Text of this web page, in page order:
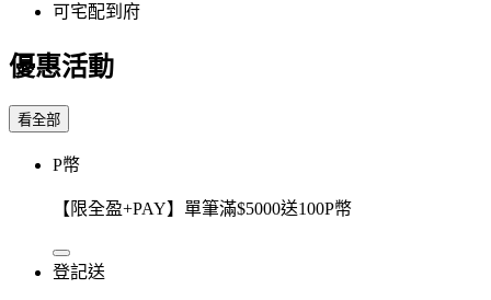
可宅配到府
優惠活動
看全部
P幣
【限全盈+PAY】單筆滿$5000送100P幣
登記送